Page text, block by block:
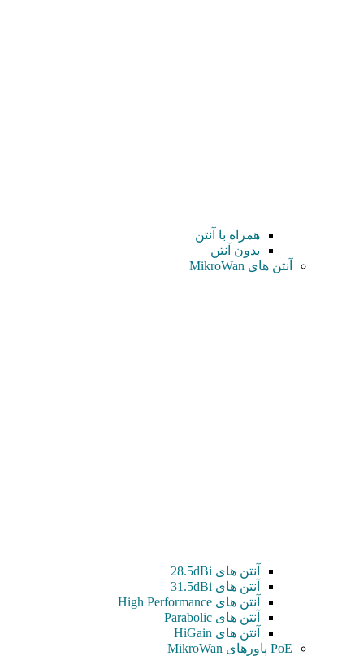
همراه با آنتن
بدون آنتن
آنتن های MikroWan
آنتن های 28.5dBi
آنتن های 31.5dBi
آنتن های High Performance
آنتن های Parabolic
آنتن های HiGain
PoE پاورهای MikroWan